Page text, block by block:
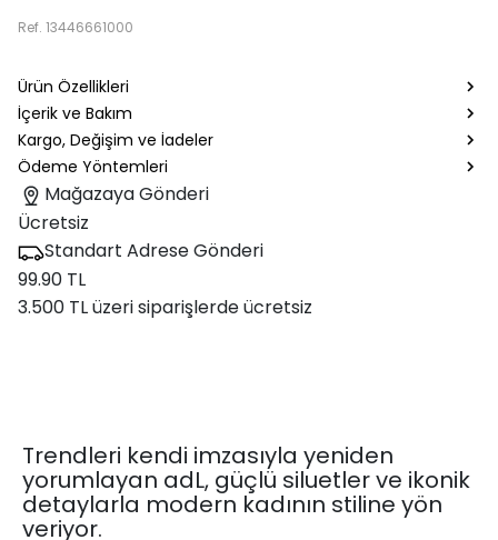
Ref. 13446661000
Ürün Özellikleri
İçerik ve Bakım
Kargo, Değişim ve İadeler
Ödeme Yöntemleri
Mağazaya Gönderi
Ücretsiz
Standart Adrese Gönderi
99.90 TL
3.500 TL üzeri siparişlerde ücretsiz
Trendleri kendi imzasıyla yeniden
yorumlayan adL, güçlü siluetler ve ikonik
detaylarla modern kadının stiline yön
veriyor.